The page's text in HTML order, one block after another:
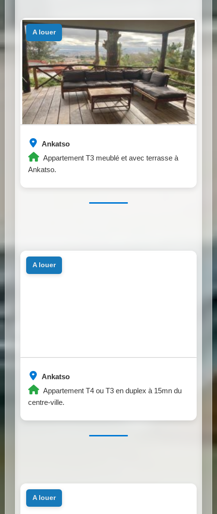
Ankatso
Appartement T3 meublé et avec terrasse à
Ankatso.
a louer
Ankatso
Appartement T4 ou T3 en duplex à 15mn du
centre-ville.
a louer
a louer